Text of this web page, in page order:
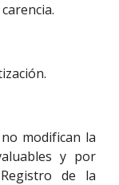
modifican la
y por
de la